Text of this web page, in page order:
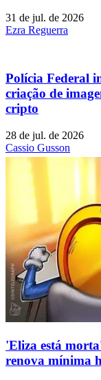
31 de jul. de 2026
Ezra Reguerra
Polícia Federal
criação de
cripto
28 de jul. de 2026
Cassio Gusson
'Eliza está
renova mínima